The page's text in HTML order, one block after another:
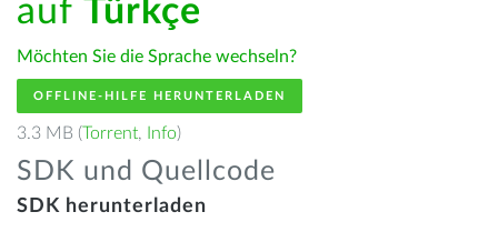
auf Türkçe
Möchten Sie die Sprache wechseln?
OFFLINE-HILFE HERUNTERLADEN
3.3 MB (Torrent, Info)
SDK und Quellcode
SDK herunterladen